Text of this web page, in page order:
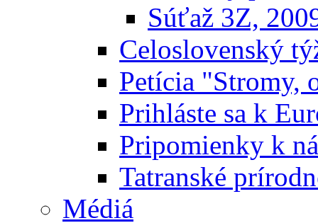
Súťaž 3Z,
Celoslovenský
Petícia "Stromy,
Prihláste sa k
Pripomienky k
Tatranské
Médiá